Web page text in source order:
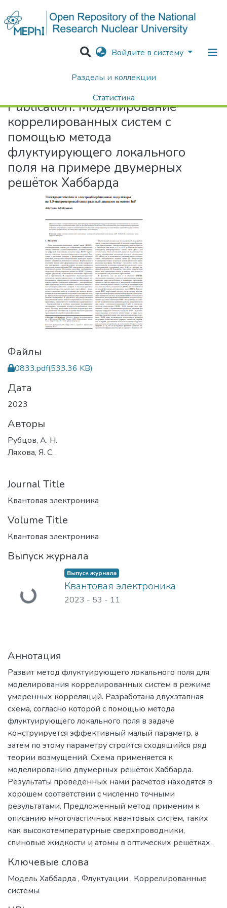
Войдите в систему
Разделы и коллекции
Статистика
Поиск
Моделирование коррелированных систем с помощью метода флуктуирующего локального поля на примере двумерных решёток Хаббарда
Publication:Моделирование
коррелированных систем с
помощью метода
флуктуирующего локального
поля на примере двумерных
решёток Хаббарда
Файлы
0833.pdf(533.36 KB)
Дата
2023
Авторы
Рубцов, А. Н.
Ляхова, Я. С.
Journal Title
Квантовая электроника
Volume Title
Квантовая электроника
Выпуск журнала
Загружается...Выпуск журнала
Квантовая электроника
2023 - 53 - 11
Аннотация
Развит метод флуктуирующего локального поля для
моделирования коррелированных систем в режиме
умеренных корреляций. Разработана двухэтапная
схема, согласно которой с помощью метода
флуктуирующего локального поля в задаче
конструируется эффективный малый параметр, а
затем по этому параметру строится сходящийся ряд
теории возмущений. Схема применяется к
моделированию двумерных решёток Хаббарда.
Результаты проведённых нами расчётов находятся в
хорошем соответствии с численно точными
результатами. Предложенный метод применим к
описанию многочастичных квантовых систем, таких
как высокотемпературные сверхпроводники,
спиновые жидкости и атомы в оптических решётках.
Ключевые слова
Модель Хаббарда , Флуктуации , Коррелированные
системы